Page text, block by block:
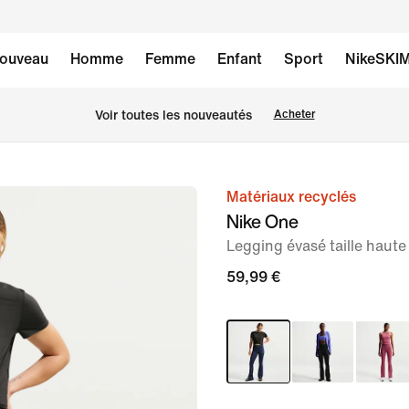
Homme Femme Enfant Sport
Voir toutes les nouveautés Acheter
image 1Matériaux recyclés
Nike One
Legging évasé taille
59,99 €